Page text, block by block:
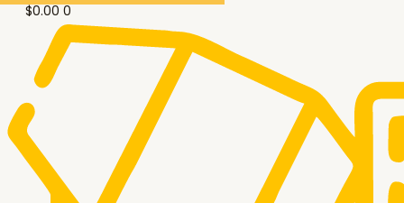
$0.00 0